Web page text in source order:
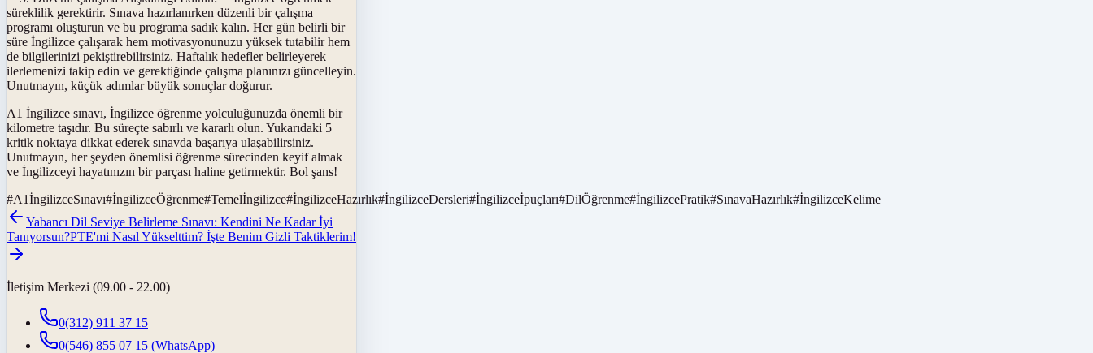
süreklilik gerektirir. Sınava hazırlanırken düzenli bir çalışma
programı oluşturun ve bu programa sadık kalın. Her gün belirli bir
süre İngilizce çalışarak hem motivasyonunuzu yüksek tutabilir hem
de bilgilerinizi pekiştirebilirsiniz. Haftalık hedefler belirleyerek
ilerlemenizi takip edin ve gerektiğinde çalışma planınızı güncelleyin.
Unutmayın, küçük adımlar büyük sonuçlar doğurur.
A1 İngilizce sınavı, İngilizce öğrenme yolculuğunuzda önemli bir
kilometre taşıdır. Bu süreçte sabırlı ve kararlı olun. Yukarıdaki 5
kritik noktaya dikkat ederek sınavda başarıya ulaşabilirsiniz.
Unutmayın, her şeyden önemlisi öğrenme sürecinden keyif almak
ve İngilizceyi hayatınızın bir parçası haline getirmektir. Bol şans!
#A1İngilizceSınavı#İngilizceÖğrenme#Temelİngilizce#İngilizceHazırlık#İngilizceDersleri#İngilizceİpuçları#DilÖğrenme#İngilizcePratik#SınavaHazırlık#İngilizceKelime
Yabancı Dil Seviye Belirleme Sınavı: Kendini Ne Kadar İyi
Tanıyorsun?PTE'mi Nasıl Yükselttim? İşte Benim Gizli Taktiklerim!
İletişim Merkezi (09.00 - 22.00)
0(312) 911 37 15
0(546) 855 07 15 (WhatsApp)